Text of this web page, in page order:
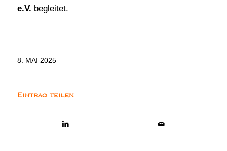
e.V. begleitet.
8. MAI 2025
Eintrag teilen